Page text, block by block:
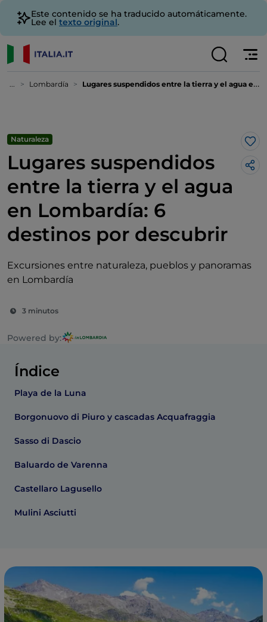
Este contenido se ha traducido automáticamente.
Lee el texto original.
... Lombardía Lugares suspendidos entre la tierra y el agua en Lombardía: 6 destinos por descubrir
Naturaleza
Lugares suspendidos
entre la tierra y el agua
en Lombardía: 6
destinos por descubrir
Excursiones entre naturaleza, pueblos y panoramas
en Lombardía
3 minutos
Powered by:
Me
Índice
Playa de la Luna
Borgonuovo di Piuro y cascadas Acquafraggia
Sasso di Dascio
Baluardo de Varenna
Castellaro Lagusello
Mulini Asciutti